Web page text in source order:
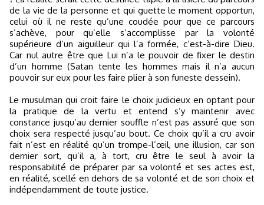
de la vie de la personne et qui guette le moment opportun,
celui où il ne reste qu’une coudée pour que ce parcours
s’achève, pour qu’elle s’accomplisse par la volonté
supérieure d’un aiguilleur qui l’a formée, c’est-à-dire Dieu.
Car nul autre être que Lui n’a le pouvoir de fixer le destin
d’un homme (Satan tente les hommes mais il n’a aucun
pouvoir sur eux pour les faire plier à son funeste dessein).
Le musulman qui croit faire le choix judicieux en optant pour
la pratique de la vertu et entend s’y maintenir avec
constance jusqu’au dernier souffle n’est pas assuré que son
choix sera respecté jusqu’au bout. Ce choix qu’il a cru avoir
fait n’est en réalité qu’un trompe-l’œil, une illusion, car son
dernier sort, qu’il a, à tort, cru être le seul à avoir la
responsabilité de préparer par sa volonté et ses actes est,
en réalité, scellé en dehors de sa volonté et de son choix et
indépendamment de toute justice.